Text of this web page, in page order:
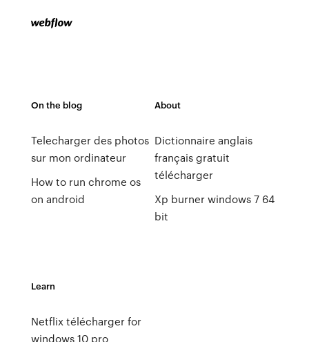
On the blog
Telecharger des photos
sur mon ordinateur
How to run chrome os
on android
About
Dictionnaire anglais
français gratuit
télécharger
Xp burner windows 7 64
bit
Learn
Netflix télécharger for
windows 10 pro